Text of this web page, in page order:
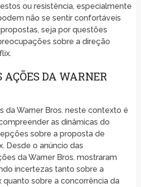
ou resistência, especialmente
não se sentir confortáveis
seja por questões
sobre a direção
DA WARNER
da Warner Bros. neste contexto é
as dinâmicas do
sobre a proposta de
Desde o anúncio das
da Warner Bros. mostraram
incertezas tanto sobre a
sobre a concorrência da